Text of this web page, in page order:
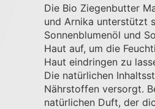
Die Bio Ziegenbutter
und Arnika unterstützt
Sonnenblumenöl und
Haut auf, um die
Haut eindringen zu
Die natürlichen
Nährstoffen versorgt.
natürlichen Duft, der